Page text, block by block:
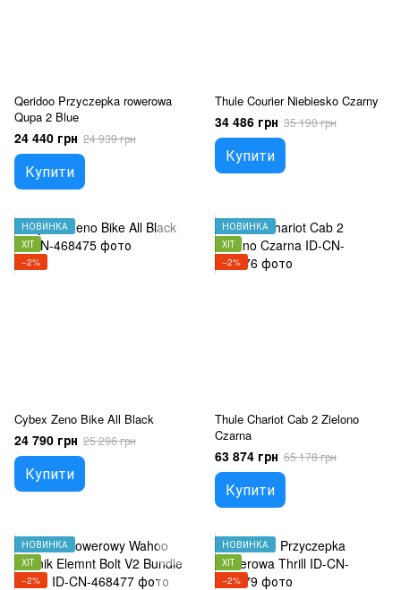
Qeridoo Przyczepka rowerowa
Qupa 2 Blue
24 440 грн 24 939 грн
Купити
Thule Courier Niebiesko Czarny
34 486 грн 35 190 грн
Купити
НОВИНКА
ХІТ
−2%
Cybex Zeno Bike All Black
24 790 грн 25 296 грн
Купити
НОВИНКА
ХІТ
−2%
Thule Chariot Cab 2 Zielono
Czarna
63 874 грн 65 178 грн
Купити
НОВИНКА
ХІТ
−2%
НОВИНКА
ХІТ
−2%